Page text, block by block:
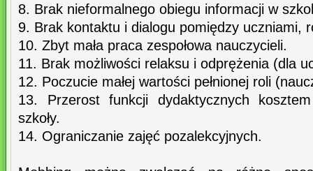
8. Brak nieformalnego obiegu informacji w
9. Brak kontaktu i dialogu pomiędzy uczniami,
10. Zbyt mała praca zespołowa nauczycieli.
11. Brak możliwości relaksu i odprężenia (dla
12. Poczucie małej wartości pełnionej roli
13. Przerost funkcji dydaktycznych
szkoły.
14. Ograniczanie zajęć pozalekcyjnych.